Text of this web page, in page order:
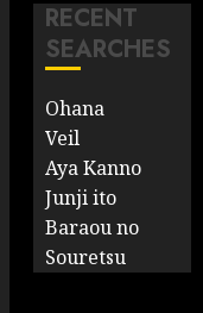
RECENT
SEARCHES
Ohana
Veil
Aya Kanno
Junji ito
Baraou no
Souretsu